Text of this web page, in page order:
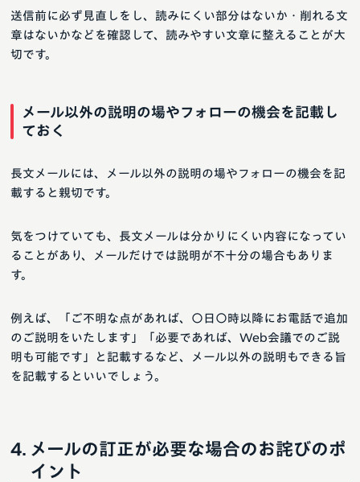
送信前に必ず見直しをし、読みにくい部分はないか・削れる文
章はないかなどを確認して、読みやすい文章に整えることが大
切です。
メール以外の説明の場やフォローの機会を記載し
ておく
長文メールには、メール以外の説明の場やフォローの機会を記
載すると親切です。
気をつけていても、長文メールは分かりにくい内容になってい
ることがあり、メールだけでは説明が不十分の場合もありま
す。
例えば、「ご不明な点があれば、〇日〇時以降にお電話で追加
のご説明をいたします」「必要であれば、Web会議でのご説
明も可能です」と記載するなど、メール以外の説明もできる旨
を記載するといいでしょう。
メールの訂正が必要な場合のお詫びのポ
イント